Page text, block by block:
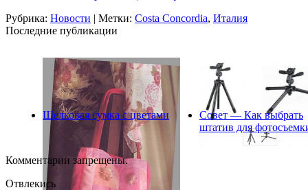
Рубрика: Новости | Метки: Costa Concordia, Италия
Последние публикации
Шелковая сумка с цветами
Совет — Как выбрать
штатив для
Комментарии запрещены.
Отвлекись